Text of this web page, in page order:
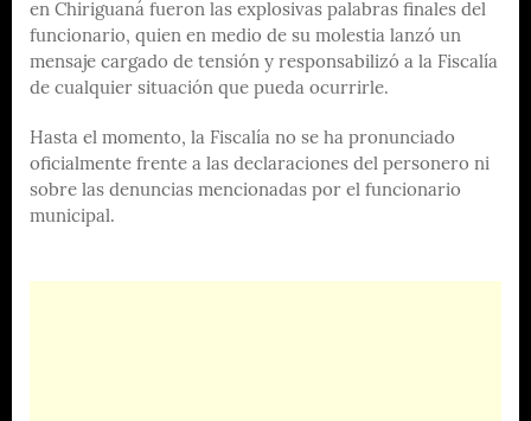
en Chiriguaná fueron las explosivas palabras finales del
funcionario, quien en medio de su molestia lanzó un
mensaje cargado de tensión y responsabilizó a la Fiscalía
de cualquier situación que pueda ocurrirle.
Hasta el momento, la Fiscalía no se ha pronunciado
oficialmente frente a las declaraciones del personero ni
sobre las denuncias mencionadas por el funcionario
municipal.